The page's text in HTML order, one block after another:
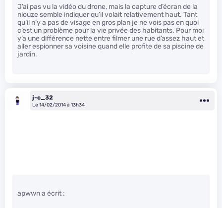
J’ai pas vu la vidéo du drone, mais la capture d’écran de la
niouze semble indiquer qu’il volait relativement haut. Tant
qu’il n’y a pas de visage en gros plan je ne vois pas en quoi
c’est un problème pour la vie privée des habitants. Pour moi
y’a une différence nette entre filmer une rue d’assez haut et
aller espionner sa voisine quand elle profite de sa piscine de
jardin.
j-c_32
Le 14/02/2014 à 13h34
apwwn a écrit :